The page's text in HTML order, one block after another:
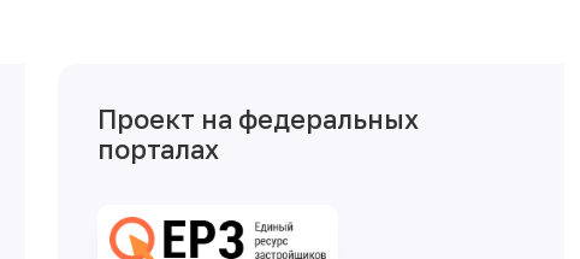
Проект на федеральных
порталах